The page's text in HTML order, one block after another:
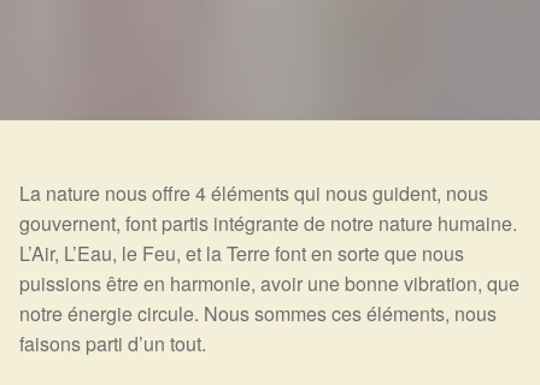
Bolas
Bracelets
Colliers
Search
La nature nous offre 4 éléments qui nous guident, nous
gouvernent, font partis intégrante de notre nature humaine.
L’Air, L’Eau, le Feu, et la Terre font en sorte que nous
puissions être en harmonie, avoir une bonne vibration, que
notre énergie circule. Nous sommes ces éléments, nous
faisons parti d’un tout.